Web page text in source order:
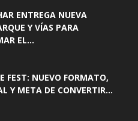
ENTREGA NUEVA
Y VÍAS PARA
EL...
FEST: NUEVO FORMATO,
Y META DE CONVERTIR...